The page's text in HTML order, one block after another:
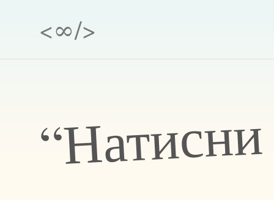
<∞/>